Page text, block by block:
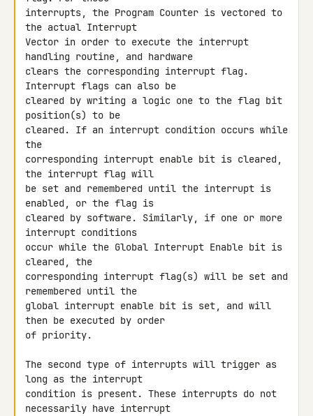
interrupts, the Program Counter is vectored to
the actual Interrupt
Vector in order to execute the interrupt
handling routine, and hardware
clears the corresponding interrupt flag.
Interrupt flags can also be
cleared by writing a logic one to the flag bit
position(s) to be
cleared. If an interrupt condition occurs while
the
corresponding interrupt enable bit is cleared,
the interrupt flag will
be set and remembered until the interrupt is
enabled, or the flag is
cleared by software. Similarly, if one or more
interrupt conditions
occur while the Global Interrupt Enable bit is
cleared, the
corresponding interrupt flag(s) will be set and
remembered until the
global interrupt enable bit is set, and will
then be executed by order
of priority.
The second type of interrupts will trigger as
long as the interrupt
condition is present. These interrupts do not
necessarily have interrupt